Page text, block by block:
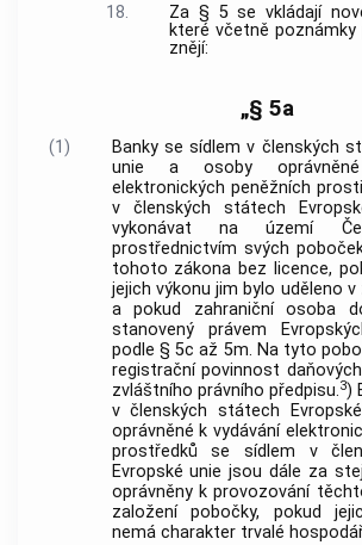
18.
Za § 5 se vkládají
které včetně
znějí:
„§ 5a
(1)
Banky se sídlem v členských
unie a osoby
elektronických peněžních
v členských státech
vykonávat na území
prostřednictvím svých
tohoto zákona bez licence,
jejich výkonu jim bylo uděleno
a pokud zahraniční osoba
stanovený právem
podle § 5c až 5m. Na tyto
registrační povinnost
zvláštního právního předpisu.3)
v členských státech
oprávněné k vydávání
prostředků se sídlem v
Evropské unie jsou dále za
oprávněny k provozování
založení pobočky, pokud
nemá charakter trvalé